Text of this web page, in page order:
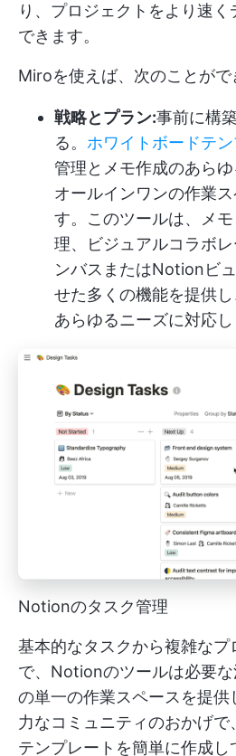
り、プロジェクトをより速
できます。
Miroを使えば、次のことがで
戦略とプラン:事前に構
る。 ホワイトボードテン
管理とメモ作成のあら
オールインワンの作業
す。このツールは、メ
理、ビジュアルコラボ
ンバスまたはNotionビ
せた多くの機能を提供
あらゆるニーズに対応し
Notionのタスク管理
基本的なタスクから複雑なプ
で、Notionのツールは必要
の単一の作業スペースを提供
力なコミュニティのおかげ
テンプレートを簡単に作成